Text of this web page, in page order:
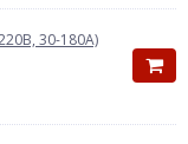
30-180А)